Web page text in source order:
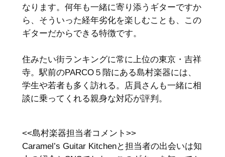
なります。何年も一緒に寄り添うギターですか
ら、そういった経年劣化を楽しむことも、この
ギターだからできる特徴です。
住みたい街ランキングに常に上位の東京・吉祥
寺。駅前のPARCO５階にある島村楽器には、
学生や若者も多く訪れる。店員さんも一緒に相
談に乗ってくれる親身な対応が評判。
<<島村楽器担当者コメント>>
Caramel’s Guitar Kitchenと担当者の出会いは知